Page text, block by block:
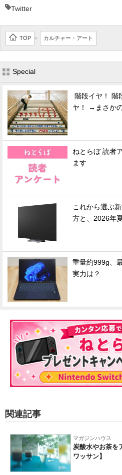
Twitter
TOP > カルチャー・アート
Special
階段イヤ！ 階
ヤ！ →まさか
ねとらぼ 読者
ます
これから選ぶ
方と、2026年
重量約999g、
実力は？
関連記事
マガジンハウス
炭酸水やお茶を
ワッサン】